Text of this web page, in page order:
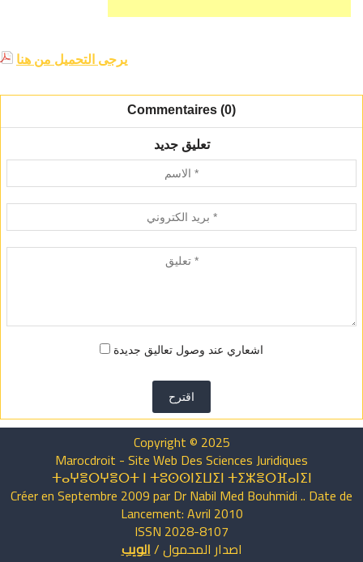
يرجى التحميل من هنا
Commentaires (0)
تعليق جديد
اشعاري عند وصول تعاليق جديدة
اقترح
Copyright © 2025
Marocdroit - Site Web Des Sciences Juridiques
ⵜⴰⵖⴻⵔⵖⴻⵔⵜ ⵏ ⵜⵓⵙⵙⵏⵉⵡⵉⵏ ⵜⵉⵣⴻⵔⴼⴰⵏⵉⵏ
Créer en Septembre 2009 par Dr Nabil Med Bouhmidi .. Date de
Lancement: Avril 2010
ISSN 2028-8107
اصدار المحمول/الويب